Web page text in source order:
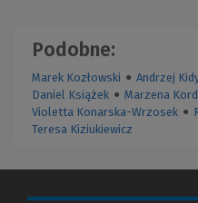
Podobne:
Marek Kozłowski ● Andrzej
Daniel Książek ● Marzena
Violetta Konarska-Wrzosek ●
Teresa Kiziukiewicz